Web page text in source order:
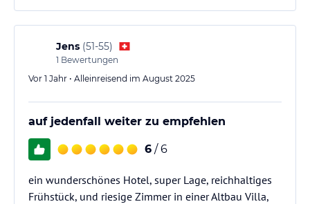
- es gibt einen Lift
- Parkplätze sind auch vorhanden (nicht genutzt)
- Frühstück ist im Zimmerpreis inkludiert
- kostenloses WLAN (genutzt)
- Check-in ab 14 Uhr, Check-out bis 11 Uhr.
Jens (51-55)
1 Bewertungen
Vor 1 Jahr • Alleinreisend im August 2025
auf jedenfall weiter zu empfehlen
6 / 6
ein wunderschönes Hotel, super Lage, reichhaltiges
Frühstück, und riesige Zimmer in einer Altbau Villa,